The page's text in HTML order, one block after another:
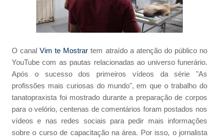
O canalVim te Mostrar tem atraído a atenção do público no
YouTube com as pautas relacionadas ao universo funerário.
Após o sucesso dos primeiros vídeos da série "As
profissões mais curiosas do mundo", em que o trabalho do
tanatopraxista foi mostrado durante a preparação de corpos
para o velório, centenas de comentários foram postados nos
vídeos e nas redes sociais para pedir mais informações
sobre o curso de capacitação na área. Por isso, o jornalista